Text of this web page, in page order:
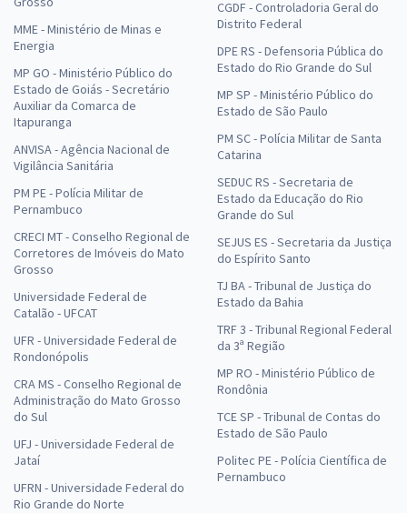
MME - Ministério de Minas e
Energia
MP GO - Ministério Público do
Estado de Goiás - Secretário
Auxiliar da Comarca de
Itapuranga
ANVISA - Agência Nacional de
Vigilância Sanitária
PM PE - Polícia Militar de
Pernambuco
CRECI MT - Conselho Regional de
Corretores de Imóveis do Mato
Grosso
Universidade Federal de
Catalão - UFCAT
UFR - Universidade Federal de
Rondonópolis
CRA MS - Conselho Regional de
Administração do Mato Grosso
do Sul
UFJ - Universidade Federal de
Jataí
UFRN - Universidade Federal do
Rio Grande do Norte
CGDF - Controladoria Geral do
Distrito Federal
DPE RS - Defensoria Pública do
Estado do Rio Grande do Sul
MP SP - Ministério Público do
Estado de São Paulo
PM SC - Polícia Militar de Santa
Catarina
SEDUC RS - Secretaria de
Estado da Educação do Rio
Grande do Sul
SEJUS ES - Secretaria da Justiça
do Espírito Santo
TJ BA - Tribunal de Justiça do
Estado da Bahia
TRF 3 - Tribunal Regional Federal
da 3ª Região
MP RO - Ministério Público de
Rondônia
TCE SP - Tribunal de Contas do
Estado de São Paulo
Politec PE - Polícia Científica de
Pernambuco